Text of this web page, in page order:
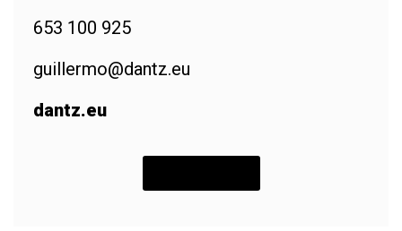
653 100 925
guillermo@dantz.eu
dantz.eu